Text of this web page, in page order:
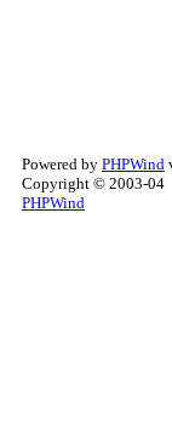
Powered by PHPWind
Copyright © 2003-04
PHPWind